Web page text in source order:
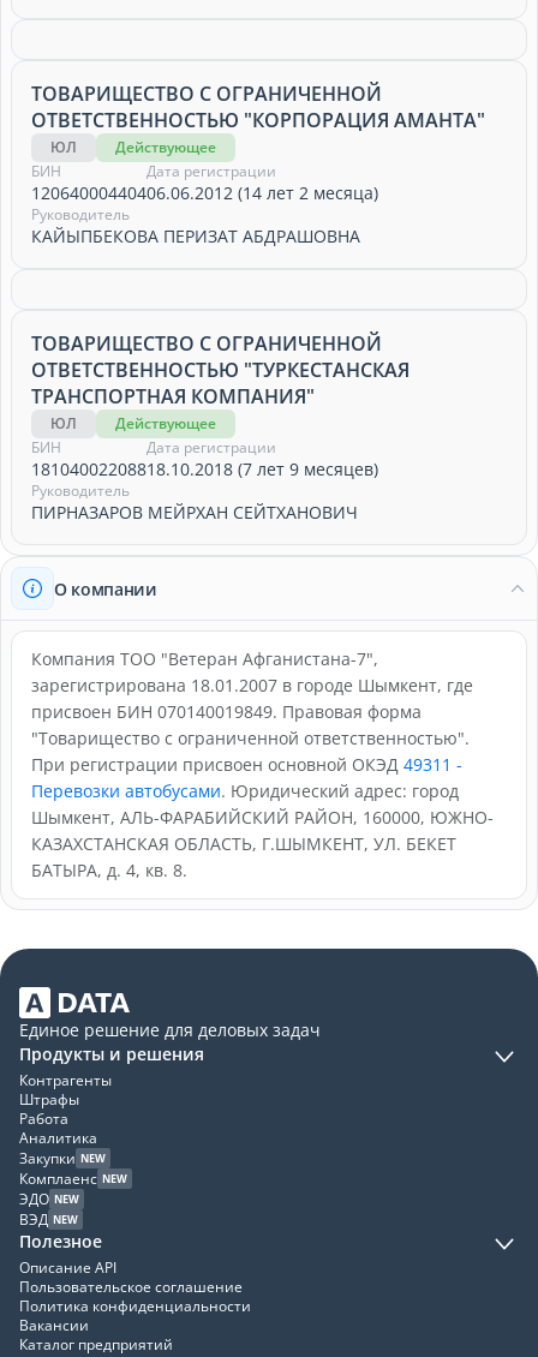
ТОВАРИЩЕСТВО С ОГРАНИЧЕННОЙ
ОТВЕТСТВЕННОСТЬЮ "КОРПОРАЦИЯ АМАНТА"
ЮЛ
Действующее
БИН
120640004404
Дата регистрации
06.06.2012 (14 лет 2 месяца)
Руководитель
КАЙЫПБЕКОВА ПЕРИЗАТ АБДРАШОВНА
ТОВАРИЩЕСТВО С ОГРАНИЧЕННОЙ
ОТВЕТСТВЕННОСТЬЮ "ТУРКЕСТАНСКАЯ
ТРАНСПОРТНАЯ КОМПАНИЯ"
ЮЛ
Действующее
БИН
181040022088
Дата регистрации
18.10.2018 (7 лет 9 месяцев)
Руководитель
ПИРНАЗАРОВ МЕЙРХАН СЕЙТХАНОВИЧ
О компании
Компания ТОО "Ветеран Афганистана-7",
зарегистрирована 18.01.2007 в городе Шымкент, где
присвоен БИН 070140019849. Правовая форма
"Товарищество с ограниченной ответственностью".
При регистрации присвоен основной ОКЭД 49311 -
Перевозки автобусами. Юридический адрес: город
Шымкент, АЛЬ-ФАРАБИЙСКИЙ РАЙОН, 160000, ЮЖНО-
КАЗАХСТАНСКАЯ ОБЛАСТЬ, Г.ШЫМКЕНТ, УЛ. БЕКЕТ
БАТЫРА, д. 4, кв. 8.
Единое решение для деловых задач
Продукты и решения
Контрагенты
Штрафы
Работа
Аналитика
Закупки NEW
Комплаенс NEW
ЭДО NEW
ВЭД NEW
Полезное
Описание API
Пользовательское соглашение
Политика конфиденциальности
Вакансии
Каталог предприятий